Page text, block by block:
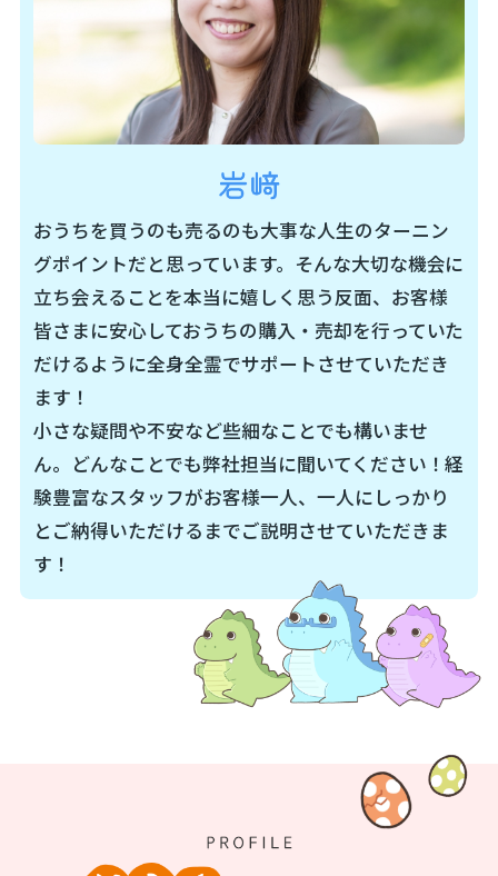
そのことが、地域社会にエネルギーをもたらし、活気
溢れる日本になります。
あなたたちは、無限の可能性に溢れているのです。
おうちカンパニーには溢れ出すほどのチャンスがあ
プでいたいと心から思っています。どれだけ会社の
数・経営者の人数・スタッフの人数が増えていこうと
も、一人ひとりが輝き続けることに全身全霊を注いで
いきます。
おうちを買うのも売るのも大事な人生のターニン
グポイントだと思っています。そんな大切な機会に
立ち会えることを本当に嬉しく思う反面、お客様
皆さまに安心しておうちの購入・売却を行っていた
だけるように全身全霊でサポートさせていただき
ます！
小さな疑問や不安など些細なことでも構いませ
ん。どんなことでも弊社担当に聞いてください！経
験豊富なスタッフがお客様一人、一人にしっかり
とご納得いただけるまでご説明させていただきま
す！